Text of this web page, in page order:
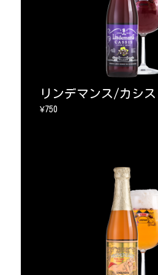
リンデマンス/カシス
¥750